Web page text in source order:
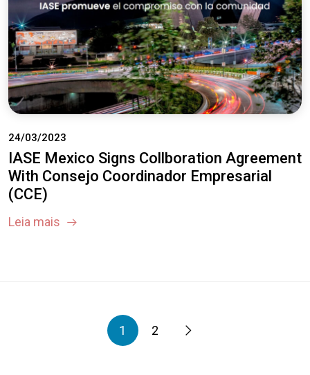
24/03/2023
IASE Mexico Signs Collboration Agreement
With Consejo Coordinador Empresarial
(CCE)
Leia mais
1 2